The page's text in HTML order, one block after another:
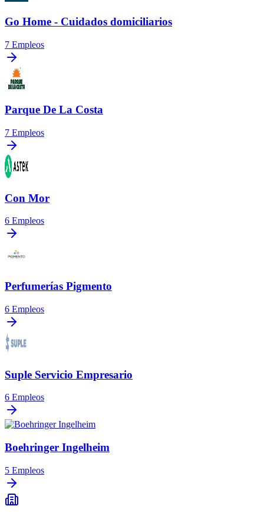
Go Home - Cuidados domiciliarios
7 Empleos
Parque De La Costa
7 Empleos
Con Mor
6 Empleos
Perfumerías Pigmento
6 Empleos
Suple Servicio Empresario
6 Empleos
Boehringer Ingelheim
5 Empleos